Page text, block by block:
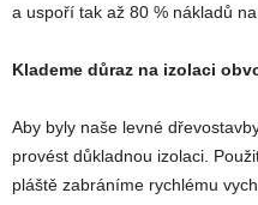
a uspoří tak až 80 % nákladů
Klademe důraz na izolaci
Aby byly naše levné
provést důkladnou izolaci.
pláště zabráníme rychlému